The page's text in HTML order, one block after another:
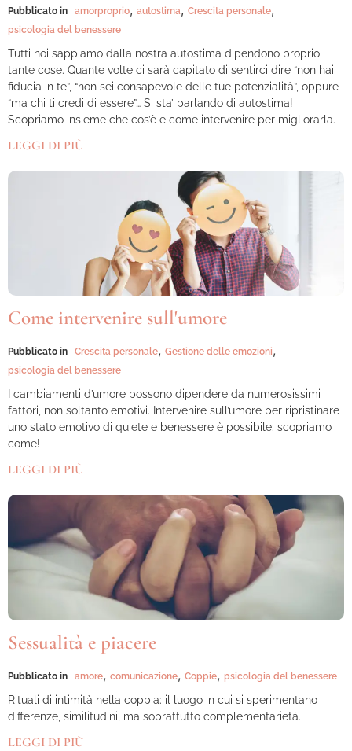
Pubblicato in amorproprio, autostima, Crescita personale,
psicologia del benessere
Tutti noi sappiamo dalla nostra autostima dipendono proprio
tante cose. Quante volte ci sarà capitato di sentirci dire “non hai
fiducia in te”, “non sei consapevole delle tue potenzialità”, oppure
“ma chi ti credi di essere”… Si sta’ parlando di autostima!
Scopriamo insieme che cos’è e come intervenire per migliorarla.
LEGGI DI PIÙ
Come intervenire sull'umore
Pubblicato in Crescita personale, Gestione delle emozioni,
psicologia del benessere
I cambiamenti d’umore possono dipendere da numerosissimi
fattori, non soltanto emotivi. Intervenire sull’umore per ripristinare
uno stato emotivo di quiete e benessere è possibile: scopriamo
come!
LEGGI DI PIÙ
Sessualità e piacere
Pubblicato in amore, comunicazione, Coppie, psicologia del benessere
Rituali di intimità nella coppia: il luogo in cui si sperimentano
differenze, similitudini, ma soprattutto complementarietà.
LEGGI DI PIÙ